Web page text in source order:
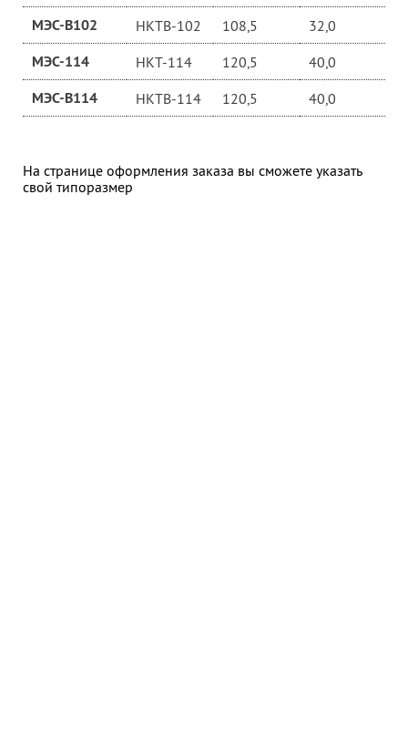
МЭС-В102 НКТВ-102 108,5 32,0
МЭС-114 НКТ-114 120,5 40,0
МЭС-В114 НКТВ-114 120,5 40,0
На странице оформления заказа вы сможете указать
свой типоразмер